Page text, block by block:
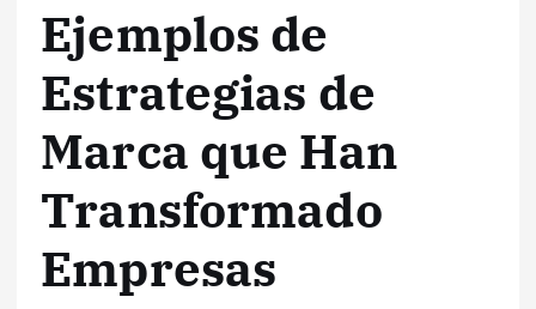
Ejemplos de
Estrategias de
Marca que Han
Transformado
Empresas